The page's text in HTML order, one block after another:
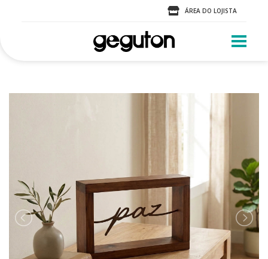
ÁREA DO LOJISTA